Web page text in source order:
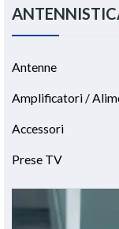
Antenne
Amplificatori /
Accessori
Prese TV